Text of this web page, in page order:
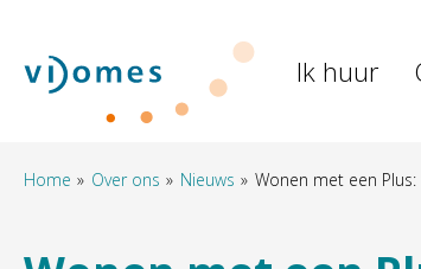
Naar hoofdinhoud
Naar hoofdnavigatiemenu
Naar zoeken
Naar de homepage Ik huur
Home Over ons Nieuws Wonen met een